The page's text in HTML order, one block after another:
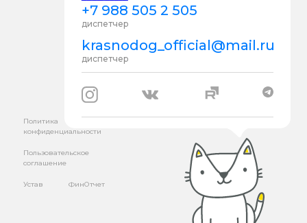
+7 988 505 2 505
диспетчер
krasnodog_official@mail.ru
диспетчер
Политика
конфиденциальности
Пользовательское
соглашение
Устав ФинОтчет